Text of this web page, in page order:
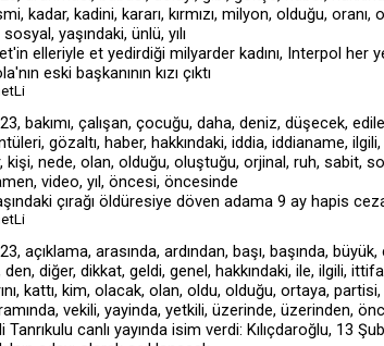
elleriyle et yedirdiği milyarder kadını, Interpol her
eski başkanının kızı çıktı
çırağı öldüresiye döven adama 9 ay hapis
Tanrıkulu canlı yayında isim verdi: Kılıçdaroğlu, 13